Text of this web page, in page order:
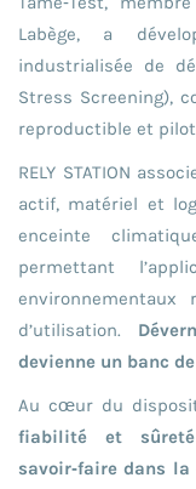
Labège, a
industrialisée de
Stress Screening),
reproductible et
RELY STATION
actif, matériel et
enceinte
permettant
environnementaux
d’utilisation.
devienne un banc
Au cœur du
fiabilité et sûreté
savoir‑faire dans